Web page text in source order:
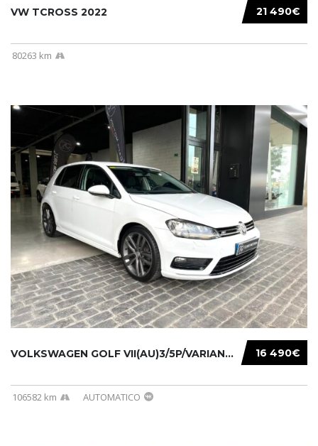
21 490€
VW TCROSS 2022
80263 km
16 490€
VOLKSWAGEN GOLF VII(AU)3/5P/VARIANT(12-16 20...
106582 km AUTOMATICO